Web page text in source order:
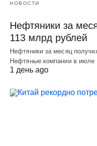
НОВОСТИ
Нефтяники за
113 млрд рублей
Нефтяники за месяц
Нефтяные компании в июле
1 день ago